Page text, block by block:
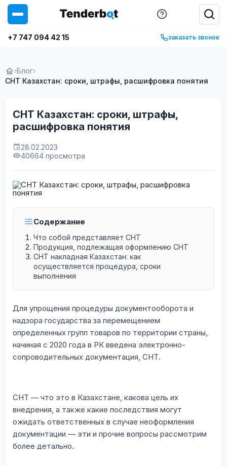
+7 747 094 42 15 заказать звонок
›Блог›
СНТ Казахстан: сроки, штрафы, расшифровка понятия
СНТ Казахстан: сроки, штрафы,
расшифровка понятия
28.02.2023
40664 просмотра
Содержание
Что собой представляет СНТ
Продукция, подлежащая оформлению СНТ
СНТ накладная Казахстан: как
осуществляется процедура, сроки
выполнения
Для упрощения процедуры документооборота и
надзора государства за перемещением
определенных групп товаров по территории страны,
начиная с 2020 года в РК введена электронно-
сопроводительных документация, СНТ.
СНТ — что это в Казахстане, какова цель их
внедрения, а также какие последствия могут
ожидать ответственных в случае неоформления
документации — эти и прочие вопросы рассмотрим
более детально.